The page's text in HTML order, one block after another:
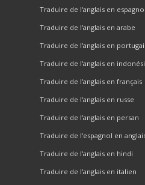
Traduire de l'anglais en espagnol
Traduire de l'anglais en arabe
Traduire de l'anglais en
Traduire de l'anglais en
Traduire de l'anglais en français
Traduire de l'anglais en russe
Traduire de l'anglais en persan
Traduire de l'espagnol en
Traduire de l'anglais en hindi
Traduire de l'anglais en italien